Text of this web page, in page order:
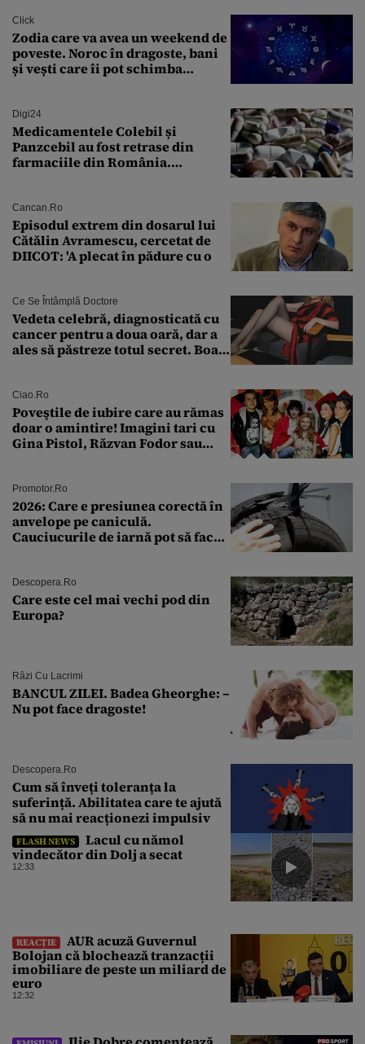
Click
Zodia care va avea un weekend de
poveste. Noroc în dragoste, bani
și vești care îi pot schimba
Digi24
Medicamentele Colebil și
Panzcebil au fost retrase din
farmaciile din România.
Cancan.ro
Episodul extrem din dosarul lui
Cătălin Avramescu, cercetat de
DIICOT: 'A plecat în pădure cu o
Ce Se Întâmplă Doctore
Vedeta celebră, diagnosticată cu
cancer pentru a doua oară, dar a
ales să păstreze totul secret. Boala
Ciao.ro
Poveştile de iubire care au rămas
doar o amintire! Imagini tari cu
Gina Pistol, Răzvan Fodor sau
Promotor.ro
2026: Care e presiunea corectă în
anvelope pe caniculă.
Cauciucurile de iarnă pot să facă
Descopera.ro
Care este cel mai vechi pod din
Europa?
Râzi Cu Lacrimi
BANCUL ZILEI. Badea Gheorghe: –
Nu pot face dragoste!
Descopera.ro
Cum să înveți toleranța la
suferință. Abilitatea care te ajută
să nu mai reacționezi impulsiv
FLASH NEWS
Lacul cu nămol
vindecător din Dolj a secat
12:33
REACȚIE
AUR acuză Guvernul
Bolojan că blochează tranzacții
imobiliare de peste un miliard de
euro
12:32